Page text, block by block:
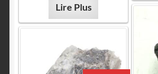
Lire Plus